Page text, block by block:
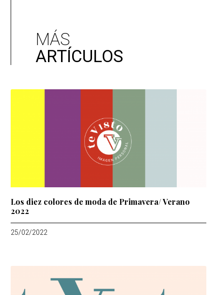
MÁS
ARTÍCULOS
Los diez colores de moda de Primavera/ Verano
2022
25/02/2022